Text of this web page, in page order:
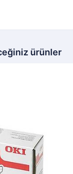
ürünler